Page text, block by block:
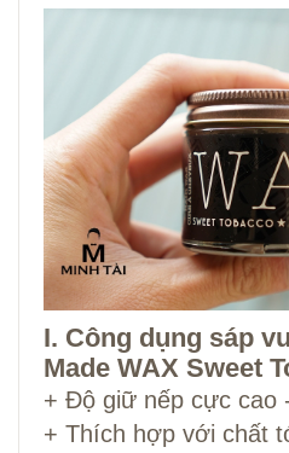
I. Công dụng sáp
Made WAX Sweet
+ Độ giữ nếp cực cao
+ Thích hợp với chất